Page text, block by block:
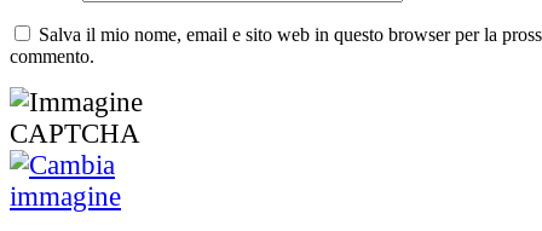
Salva il mio nome, email e sito web in questo browser per la
commento.